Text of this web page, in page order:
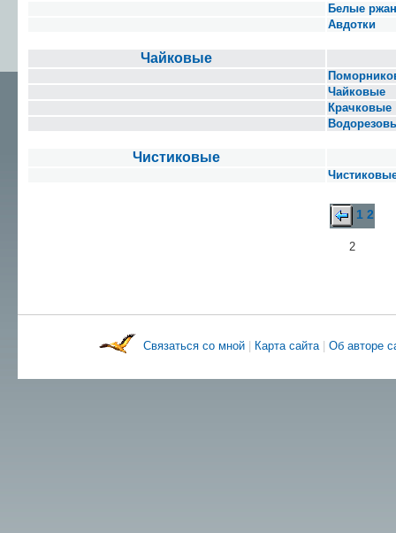
Белые
Авдотки
Чайковые
Чайковые
Крачковые
Чистиковые
1 2
2
Связаться со мной Карта сайта|Об авторе